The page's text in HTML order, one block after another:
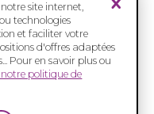
site internet,
technologies
et faciliter votre
d'offres adaptées
Pour en savoir plus ou
politique de